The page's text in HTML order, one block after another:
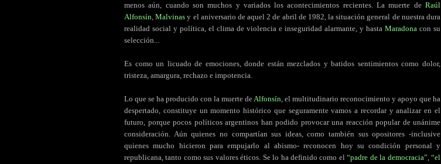
menos aún, cuando son muchos y variados los acontecimientos recientes. La muerte de Raúl
Alfonsín,Malvinas y el aniversario de aquel 2 de abril de 1982, la situación general de nuestra dura
realidad social y política, el clima de violencia e inseguridad alarmante, y hasta Maradona con su
selección...
Es como un licuado de emociones, donde están mezclados y batidos sentimientos como dolor,
tristeza, amargura, rechazo e impotencia.
Lo que se ha producido con la muerte deAlfonsín, el multitudinario reconocimiento y apoyo que ha
despertado, constituye un momento histórico que seguramente vamos a recordar y analizar en el
futuro, porque pocos políticos argentinos han podido provocar una reacción popular de unánime
consideración. Aún quienes no compartían sus ideas, como también sus opositores -inclusive
quienes mucho hicieron para empujarlo al abismo- reconocen hoy su condición personal y
republicana, tanto como sus valores éticos. Se lo ha definido como el“padre de la democracia”, “el